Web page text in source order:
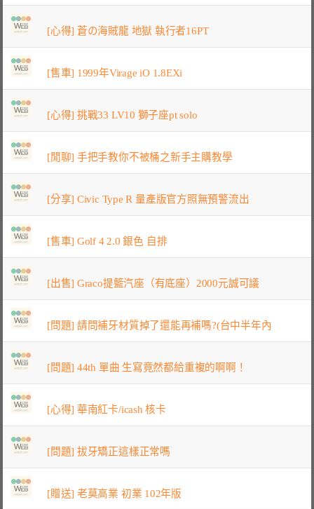
[心得] 蒼の海賊龍 地獄 執行者16PT
[售車] 1999年Virage iO 1.8EXi
[心得] 挑戰33 LV10 獅子座pt solo
[閒聊] 手把手教你不被桶之新手主購教學
[分享] Civic Type R 量產版官方照無預警流出
[售車] Golf 4 2.0 銀色 自排
[出售] Graco提籃汽座（有底座）2000元誠可議
[問題] 請問補牙材質掉了還能再補嗎?(台中半年內
[問題] 44th 單曲 生寫竟然都給重複的啊啊！
[心得] 華南紅卡/icash 核卡
[問題] 拔牙矯正這樣正常嗎
[贈送] 老莫高業 初業 102年版